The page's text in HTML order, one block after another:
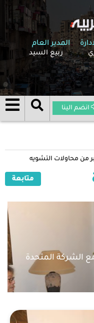
المدير العام
ربيع السيد
انضم الينا
من محاولات التشويه
متابعة
الشركة المتحدة